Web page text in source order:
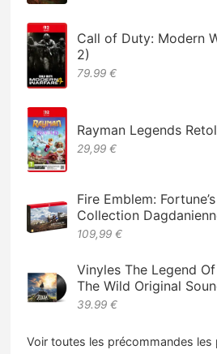
Call of Duty: Modern
2)
79.99 €
Rayman Legends
29,99 €
Fire Emblem:
Collection
109,99 €
Vinyles The Legend
The Wild Original
39.99 €
Voir toutes les précommandes